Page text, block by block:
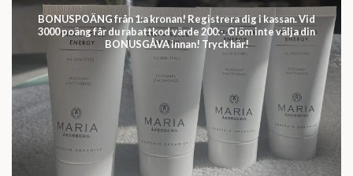
BONUSPOÄNG från 1:a kronan! Registrera dig i kassan. Vid
3000 poäng får du rabattkod värde 200:-. Glöm inte välja din
BONUSGÅVA innan! Tryck här!